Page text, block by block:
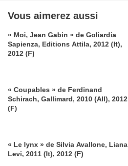
Vous aimerez aussi
« Moi, Jean Gabin » de Goliardia
Sapienza, Editions Attila, 2012 (It),
2012 (F)
« Coupables » de Ferdinand
Schirach, Gallimard, 2010 (All), 2012
(F)
« Le lynx » de Silvia Avallone, Liana
Levi, 2011 (It), 2012 (F)